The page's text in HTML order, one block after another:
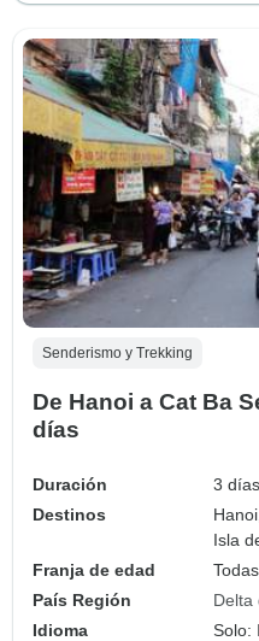
Senderismo y Trekking
De Hanoi a Cat Ba
días
Duración
3 días
Destinos
Isla
Franja de edad
País Región
Delta
Idioma
Solo: